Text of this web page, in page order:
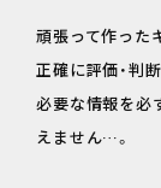
頑張って作った
正確に評価・判
必要な情報を必
えません…。